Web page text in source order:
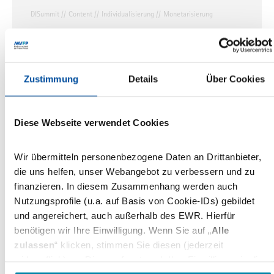
Zustimmung Details Über Cookies
Diese Webseite verwendet Cookies
Wir übermitteln personenbezogene Daten an Drittanbieter,
die uns helfen, unser Webangebot zu verbessern und zu
finanzieren. In diesem Zusammenhang werden auch
Nutzungsprofile (u.a. auf Basis von Cookie-IDs) gebildet
und angereichert, auch außerhalb des EWR. Hierfür
benötigen wir Ihre Einwilligung. Wenn Sie auf „ Alle
zulassen“ klicken, stimmen Sie diesen (jederzeit
DISummit Content Individualisierung Monetarisierung
Digital Innovators' Summit 2019: Publisher schauen
mit Zuversicht in die Zukunft
DISummit VDZ Digital
Digital Innovators' Summit: „Reinventing
Media“
12. Digital Innovators’ Summit in Berlin gestartet |
60 Top-Speaker | 550 Teilnehmer aus 40 Nationen
25.03.2019